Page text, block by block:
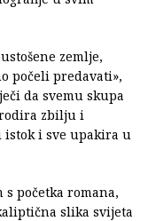
zemlje,
počeli predavati»,
da svemu skupa
zbilju i
i sve upakira u
s početka romana,
slika svijeta